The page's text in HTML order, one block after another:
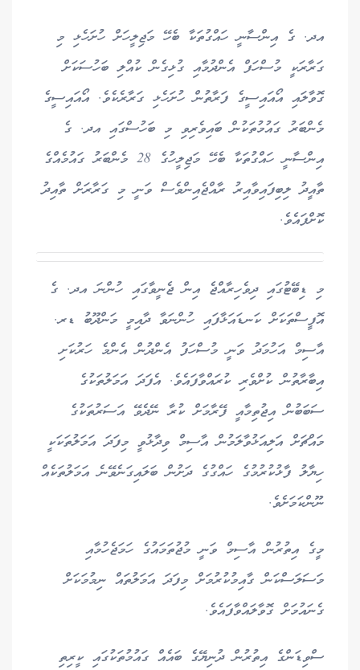
އދ. ގެ އިންސާނީ ހައްގުތަކާ ބެހޭ މަޖިލީހަށް ހުށަހެޅި މި
ގަރާރަކީ މުސްހަފް އެންދުމާއި ގުޅިގެން ކުއްލި ބަހުސަކަށް
ގޮވާލައި އޯއައިސީގެ ފަރާތުން ހުށަހެޅި ގަރާރެކެވެ. އޯއައިސީގެ
މެންބަރު ގައުމުތަކުން ބައިވެރިވި މި ބަހުސްގައި އދ. ގެ
އިންސާނީ ހައްގުތަކާ ބެހޭ މަޖިލީހުގެ 28 މެންބަރު ގައުމެއްގެ
ތާއީދު ލިބިފައިވާއިރު ރާއްޖެއިންވެސް ވަނީ މި ގަރާރަށް ތާއިދު
ކޮށްފައެވެ.
މި ޑިބޭޓުގައި ދިވެހިރާއްޖެ އިން ޖެނީވާގައި ހުންނަ އދ. ގެ
އޮފީސްތަކަށް ކަނޑައަޅާފައި ހުންނަވާ ދާއިމީ މަންދޫބު ޑރ.
އާސިމް އަހުމަދު ވަނީ މުސްހަފު އެންދުން އެންމެ ހަރުކަށި
އިބާރާތުން ކުށްވެރި ކުރައްވާފައެވެ. އެފަދަ އަމަލުތަކުގެ
ސަބަބުން އިޖުތިމާއީ ފޭރާމަށް ކުރާ ނޭދެވޭ އަސަރުތަކުގެ
މައްޗަށް އަލިއަޅުވާލަމުން އާސިމް ވިދާޅުވީ މިފަދަ އަމަލުތަކަކީ
ހިޔާލު ފާޅުކުރުމުގެ ހައްގުގެ ދަށުން ބަލައިގަނެވޭނެ އަމަލުތަކެއް
ނޫންކަމަށެވެ.
މީގެ އިތުރުން އާސިމް ވަނީ މުޖުތަމައުގެ ހަމަޖެހުމާއި
މަސަލަސްކަން ގާއިމުކުރުމަށް މިފަދަ އަމަލުތައް ނިމުމަކަށް
ގެނައުމަށް ގޮވާލައްވާފައެވެ.
ސްވިޑަންގެ އިތުރުން ދުނިޔޭގެ ބައެއް ގައުމުތަކުގައި ކީރިތި